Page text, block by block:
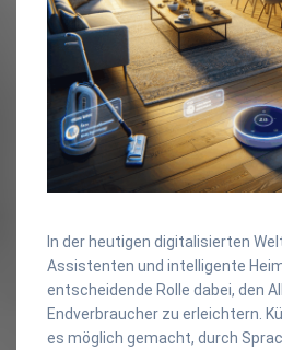
In der heutigen digitalisierten
Assistenten und intelligente
entscheidende Rolle dabei, den
Endverbraucher zu erleichtern.
es möglich gemacht, durch